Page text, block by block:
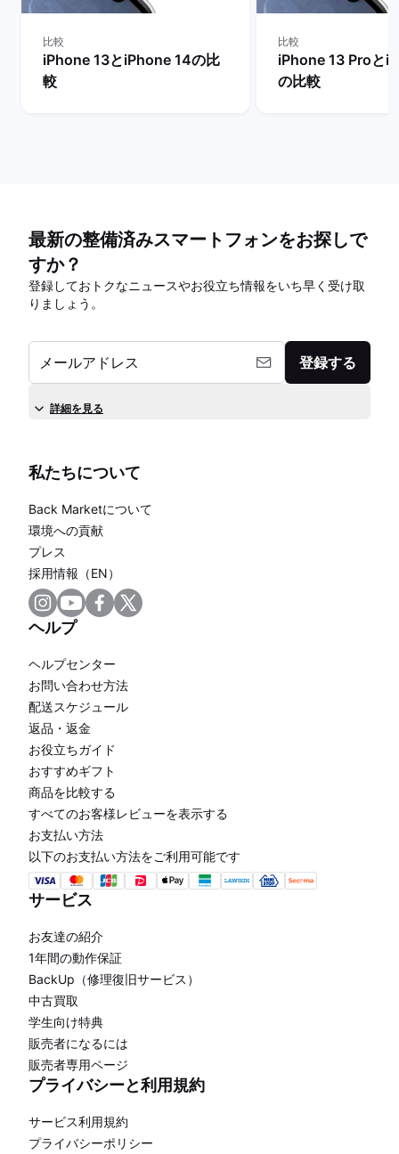
比較
iPhone 13とiPhone 14の比
較
比較
iPhone 13 Proと
の比較
最新の整備済みスマートフォンをお探しで
すか？
登録しておトクなニュースやお役立ち情報をいち早く受け取
りましょう。
メールアドレス 登録する
詳細を見る
私たちについて
Back Marketについて
環境への貢献
プレス
採用情報（EN）
ヘルプ
ヘルプセンター
お問い合わせ方法
配送スケジュール
返品・返金
お役立ちガイド
おすすめギフト
商品を比較する
すべてのお客様レビューを表示する
お支払い方法
以下のお支払い方法をご利用可能です
サービス
お友達の紹介
1年間の動作保証
BackUp（修理復旧サービス）
中古買取
学生向け特典
販売者になるには
販売者専用ページ
プライバシーと利用規約
サービス利用規約
プライバシーポリシー